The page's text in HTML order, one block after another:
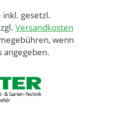
gesetzl.
Versandkosten
wenn
angegeben.